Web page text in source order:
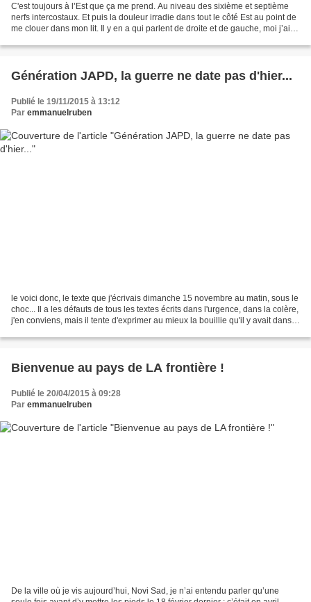
C'est toujours à l’Est que ça me prend. Au niveau des sixième et septième
nerfs intercostaux. Et puis la douleur irradie dans tout le côté Est au point de
me clouer dans mon lit. Il y en a qui parlent de droite et de gauche, moi j’ai
Génération JAPD, la guerre ne date pas d'hier...
Publié le 19/11/2015 à 13:12
Par emmanuelruben
le voici donc, le texte que j'écrivais dimanche 15 novembre au matin, sous le
choc... Il a les défauts de tous les textes écrits dans l'urgence, dans la colère,
j'en conviens, mais il tente d'exprimer au mieux la bouillie qu'il y avait dans
Bienvenue au pays de LA frontière !
Publié le 20/04/2015 à 09:28
Par emmanuelruben
De la ville où je vis aujourd’hui, Novi Sad, je n’ai entendu parler qu’une